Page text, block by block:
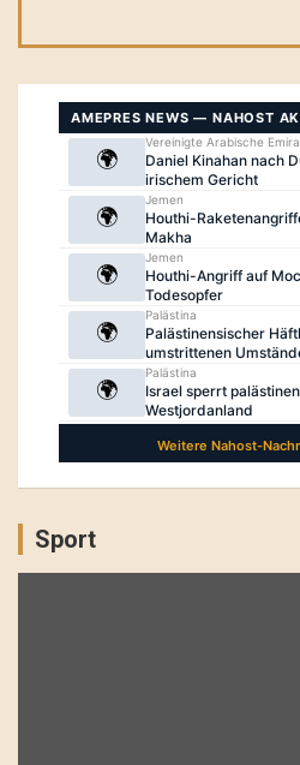
Sport